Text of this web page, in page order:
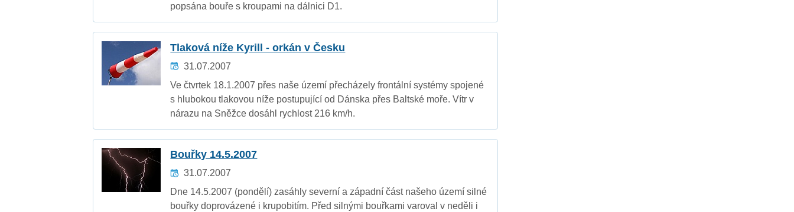
popsána bouře s kroupami na dálnici D1.
Tlaková níže Kyrill - orkán v Česku
31.07.2007
Ve čtvrtek 18.1.2007 přes naše území přecházely frontální systémy spojené
s hlubokou tlakovou níže postupující od Dánska přes Baltské moře. Vítr v
nárazu na Sněžce dosáhl rychlost 216 km/h.
Bouřky 14.5.2007
31.07.2007
Dne 14.5.2007 (pondělí) zasáhly severní a západní část našeho území silné
bouřky doprovázené i krupobitím. Před silnými bouřkami varoval v neděli i